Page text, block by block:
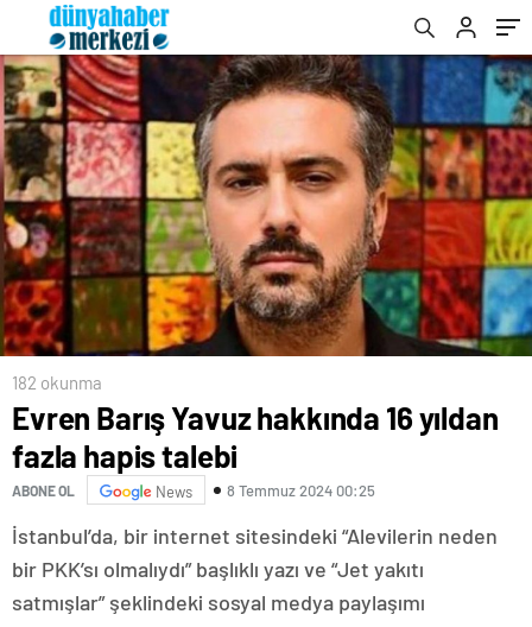
182 okunma
Evren Barış Yavuz hakkında 16 yıldan
fazla hapis talebi
ABONE OL News 8 Temmuz 2024 00:25
İstanbul’da, bir internet sitesindeki “Alevilerin neden
bir PKK’sı olmalıydı” başlıklı yazı ve “Jet yakıtı
satmışlar” şeklindeki sosyal medya paylaşımı